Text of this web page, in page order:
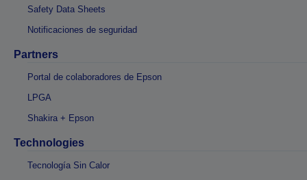
Safety Data Sheets
Notificaciones de seguridad
Partners
Portal de colaboradores de Epson
LPGA
Shakira + Epson
Technologies
Tecnología Sin Calor